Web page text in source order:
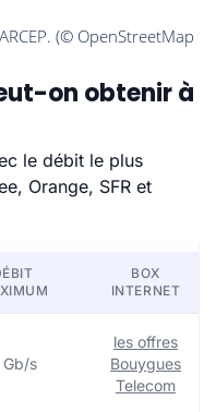
on obtenir à
le débit le plus
Orange, SFR et
BOX
INTERNET
Gb/s
les offres
Bouygues
Telecom